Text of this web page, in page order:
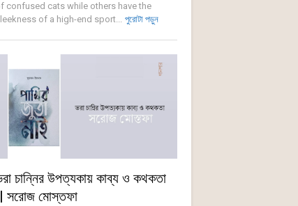
confused cats while others have the
of a high-end sport... পুরোটা পড়ুন
চান্নির উপত্যকায় কাব্য ও কথকতা
সরোজ মোস্তফা